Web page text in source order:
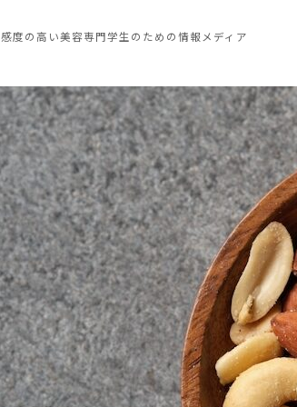
感度の高い美容専門学生のための情報メディア